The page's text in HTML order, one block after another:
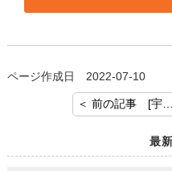
ページ作成日 2022-07-10
＜ 前の記事 [宇都宮市宝木 土地付建物 ご売却依頼を頂きましてありがとうございます]
最